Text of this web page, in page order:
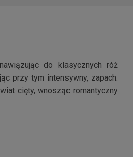
do klasycznych róż
przy tym intensywny, zapach.
cięty, wnosząc romantyczny